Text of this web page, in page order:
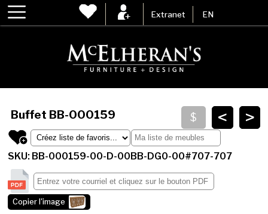
Extranet EN
>
<
Buffet BB-000159
SKU: BB-000159-00-D-00BB-DG0-00#707-707
Copier l'image